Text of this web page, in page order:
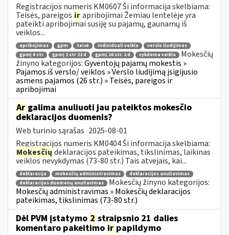
Registracijos numeris KM0607 Ši informacija skelbiama:
Teisės, pareigos irapribojimai Žemiau lentelėje yra
pateikti apribojimai susiję su pajamų, gaunamų iš
veiklos...
apribojimas gpm teisė individuali veikla
verslo liudijimas
gpmį 6 str
gpmį 2 str 22 d gpmį 10 str. 2 d vykdoma veikla
Mokesčių
žinyno kategorijos:Gyventojų pajamų mokestis »
Pajamos iš verslo/ veiklos » Verslo liudijimą įsigijusio
asmens pajamos (26 str.) » Teisės, pareigos ir
apribojimai
Ar galima anuliuoti jau pateiktos mokesčio
deklaracijos duomenis?
Web turinio sąrašas 2025-08-01
Registracijos numeris KM0404 Ši informacija skelbiama:
Mokesčių deklaracijos pateikimas, tikslinimas, laikinas
veiklos nevykdymas (73-80 str.) Tais atvejais, kai...
deklaracija mokesčių administravimas
deklaracijos anuliavimas
deklaracijos duomenų anuliavimas
Mokesčių žinyno kategorijos:
Mokesčių administravimas » Mokesčių deklaracijos
pateikimas, tikslinimas (73-80 str.)
Dėl PVM įstatymo 2 straipsnio 21 dalies
komentaro pakeitimo ir papildymo